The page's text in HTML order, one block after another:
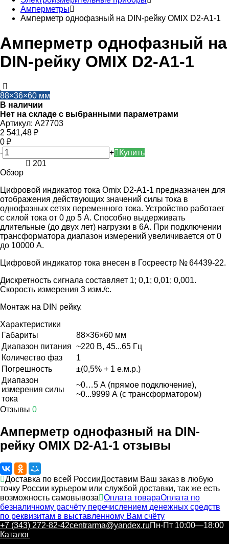
Амперметры
Амперметр однофазный на DIN-рейку OMIX D2-A1-1
Амперметр однофазный на
DIN-рейку OMIX D2-A1-1
88×36×60 мм
В наличии
Нет на складе с выбранными параметрами
Артикул: A27703
2 541,48 ₽
0 ₽
-
+
Купить
201
Обзор
Цифровой индикатор тока Omix D2-A1-1 предназначен для
отображения действующих значений силы тока в
однофазных сетях переменного тока. Устройство работает
с силой тока от 0 до 5 А. Способно выдерживать
длительные (до двух лет) нагрузки в 6А. При подключении
трансформатора диапазон измерений увеличивается от 0
до 10000 А.
Цифровой индикатор тока внесен в Госреестр № 64439-22.
Дискретность сигнала составляет 1; 0,1; 0,01; 0,001.
Скорость измерения 3 изм./с.
Монтаж на DIN рейку.
Характеристики
Габариты
88×36×60 мм
Диапазон питания ~220 В, 45...65 Гц
Количество фаз
1
Погрешность
±(0,5% + 1 е.м.р.)
Диапазон
измерения силы
тока
~0…5 А (прямое подключение),
~0...9999 А (с трансформатором)
Отзывы 0
Амперметр однофазный на DIN-
рейку OMIX D2-A1-1 отзывы
Доставка по всей РоссииДоставим Ваш заказ в любую
точку России курьером или службой доставки, так же есть
возможность самовывоза
Оплата товараОплата по
безналичному расчёту перечислением денежных средств
по реквизитам в выставленному Вам счёту
+7 (343) 272-82-42centrarma@yandex.ruПн-Пт 10:00—18:00
Каталог